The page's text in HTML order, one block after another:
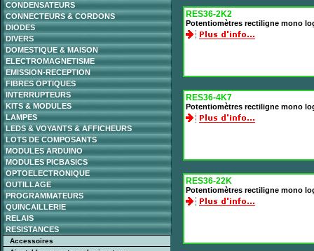
CONDENSATEURS
CONNECTEURS & CORDONS
DIODES
DIVERS
DOMESTIQUE & MAISON
ELECTROMAGNETISME
EMISSION-RECEPTION
FIBRES OPTIQUES
INTERRUPTEURS
KITS & MODULES
LAMPES
LEDS & VOYANTS & AFFICHEURS
LOTS DE COMPOSANTS
MODULES ARDUINO
MODULES PICBASICS
OPTOELECTRONIQUE
OUTILLAGE
PROGRAMMATEURS
QUINCAILLERIE
RELAIS
RESISTANCES
Accessoires
RES36-2K2
Potentiomètres rectiligne mono
RES36-4K7
Potentiomètres rectiligne mono
RES36-22K
Potentiomètres rectiligne mono